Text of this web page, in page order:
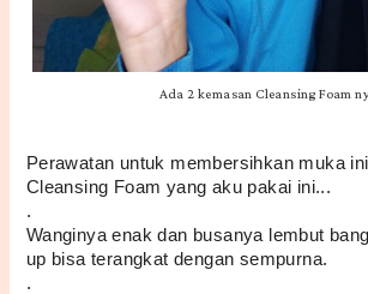
Ada 2 kemasan Cleansing Foam
Perawatan untuk membersihkan muka
Cleansing Foam yang aku pakai ini...
.
Wanginya enak dan busanya lembut
up bisa terangkat dengan sempurna.
.